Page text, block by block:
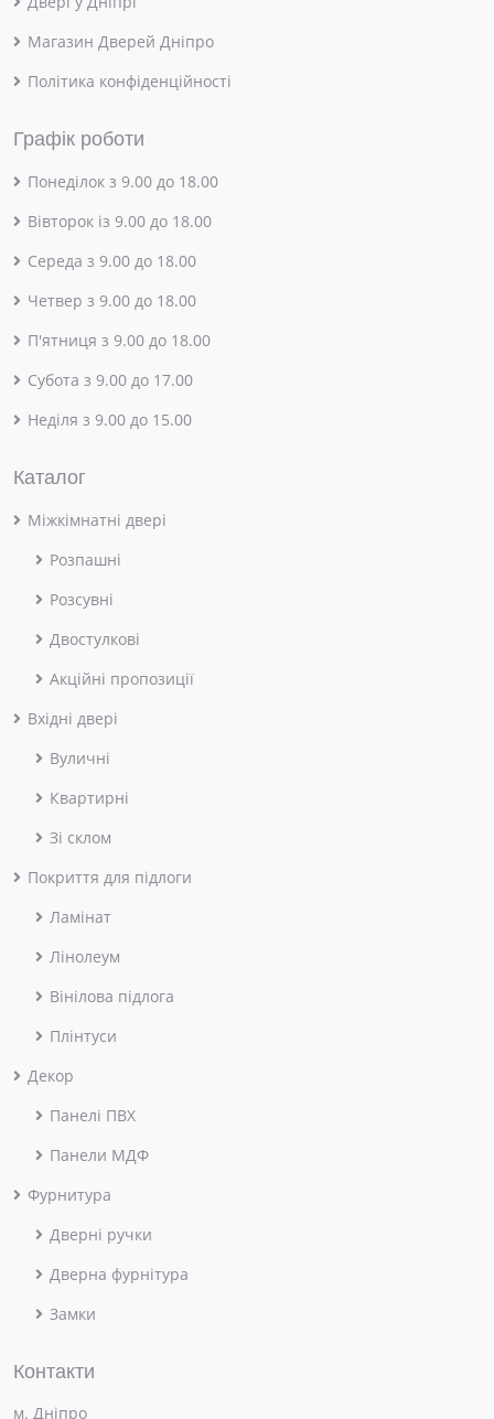
Магазин Дверей Дніпро
Політика конфіденційності
Графік роботи
Понеділок з 9.00 до 18.00
Вівторок із 9.00 до 18.00
Середа з 9.00 до 18.00
Четвер з 9.00 до 18.00
П'ятниця з 9.00 до 18.00
Субота з 9.00 до 17.00
Неділя з 9.00 до 15.00
Каталог
Міжкімнатні двері
Розпашні
Розсувні
Двостулкові
Акційні пропозиції
Вхідні двері
Вуличні
Квартирні
Зі склом
Покриття для підлоги
Ламінат
Лінолеум
Вінілова підлога
Плінтуси
Декор
Панелі ПВХ
Панели МДФ
Фурнитура
Дверні ручки
Дверна фурнітура
Замки
Контакти
м. Дніпро